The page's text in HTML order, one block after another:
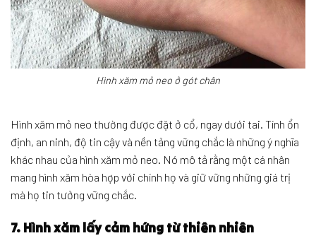
Hình xăm mỏ neo ở gót chân
Hình xăm mỏ neo thường được đặt ở cổ, ngay dưới tai. Tính ổn
định, an ninh, độ tin cậy và nền tảng vững chắc là những ý nghĩa
khác nhau của hình xăm mỏ neo. Nó mô tả rằng một cá nhân
mang hình xăm hòa hợp với chính họ và giữ vững những giá trị
mà họ tin tưởng vững chắc.
7. Hình xăm lấy cảm hứng từ thiên nhiên